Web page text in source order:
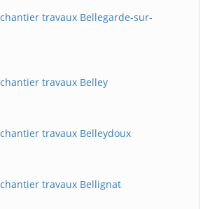
travaux Bellegarde-sur-
travaux Belley
travaux Belleydoux
travaux Bellignat